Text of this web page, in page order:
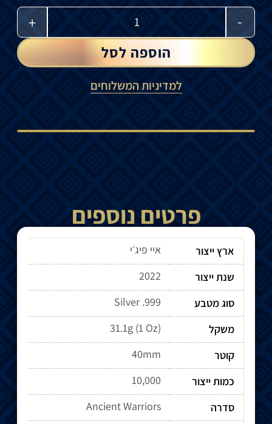
-
+
הוספה לסל
למדיניות המשלוחים
פרטים נוספים
ארץ ייצור
איי פיג׳י
שנת ייצור
2022
סוג מטבע
Silver .999
משקל
31.1g (1 Oz)
קוטר
40mm
כמות ייצור
10,000
סדרה
Ancient Warriors